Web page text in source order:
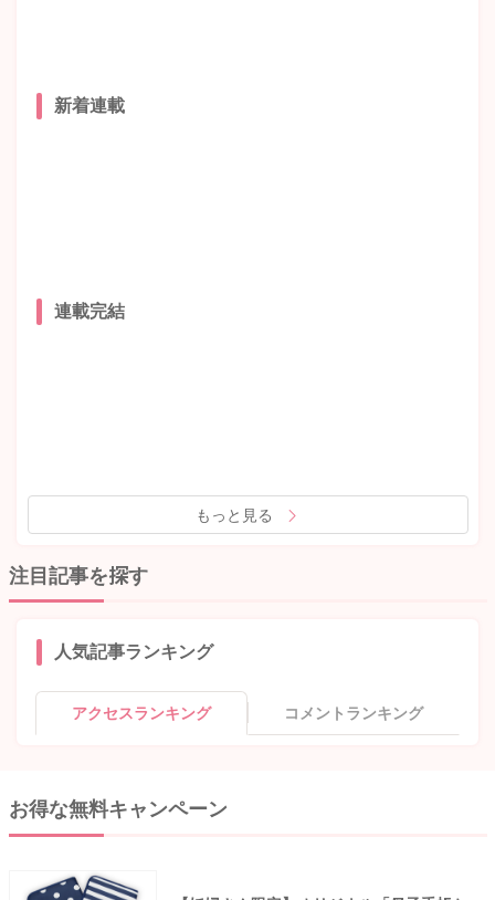
新着連載
連載完結
もっと見る
注目記事を探す
人気記事ランキング
アクセスランキング コメントランキング
お得な無料キャンペーン